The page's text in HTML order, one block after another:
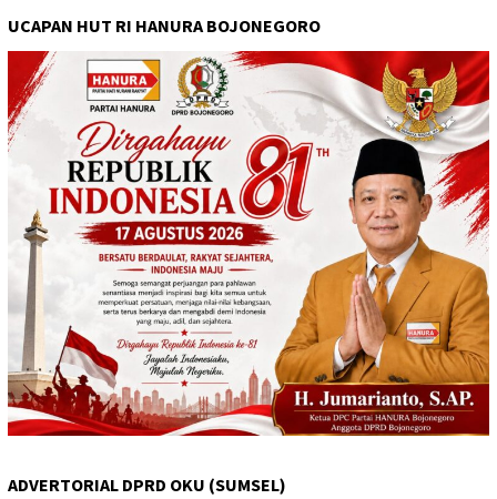
UCAPAN HUT RI HANURA BOJONEGORO
ADVERTORIAL DPRD OKU (SUMSEL)